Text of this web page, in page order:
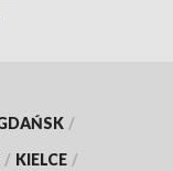
/
/ KIELCE /